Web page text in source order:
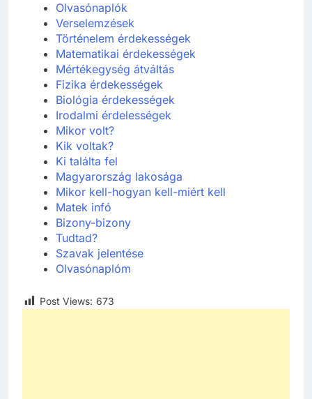
Olvasónaplók
Verselemzések
Történelem érdekességek
Matematikai érdekességek
Mértékegység átváltás
Fizika érdekességek
Biológia érdekességek
Irodalmi érdelességek
Mikor volt?
Kik voltak?
Ki találta fel
Magyarország lakosága
Mikor kell-hogyan kell-miért kell
Matek infó
Bizony-bizony
Tudtad?
Szavak jelentése
Olvasónaplóm
Post Views: 673